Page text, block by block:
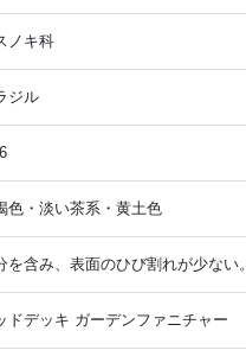
ノキ科
ジル
色・淡い茶系・黄土色
を含み、表面のひび割れが少な
ドデッキ ガーデンファニチャー